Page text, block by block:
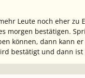
Leute noch eher zu
morgen bestätigen.
können, dann kann
bestätigt und dann ist